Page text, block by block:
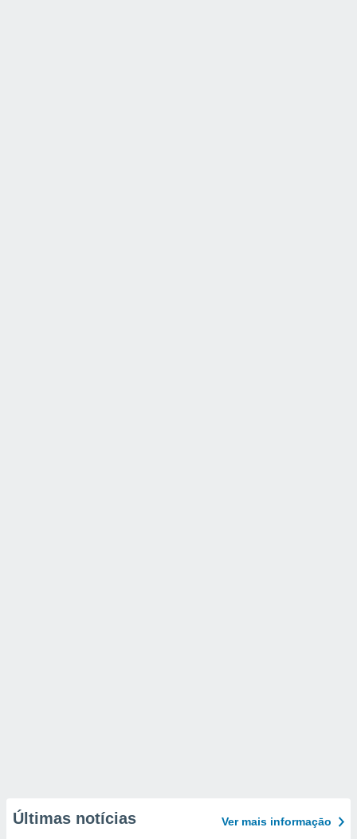
Últimas notícias Ver mais informaçāo